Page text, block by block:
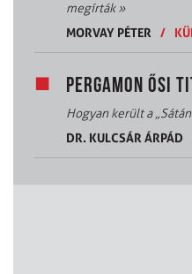
megírták»
MORVAY PÉTER
/
PERGAMON ŐSI
Hogyan került a
DR. KULCSÁR ÁRPÁD